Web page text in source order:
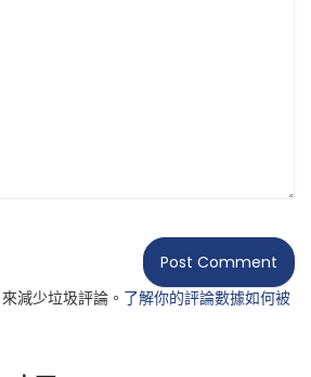
減少垃圾評論。 了解你的評論數據如何被